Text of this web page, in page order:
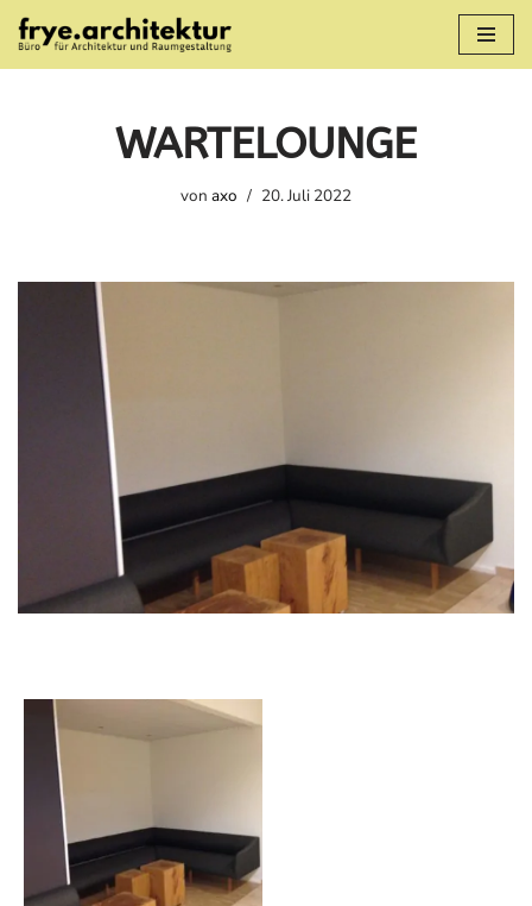
Zum
WARTELOUNGE
von axo 20. Juli 2022